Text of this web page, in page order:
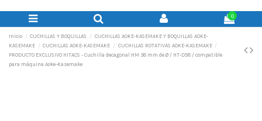
0
Inicio CUCHILLAS Y BOQUILLAS
CUCHILLAS AOKE-KASEMAKE Y BOQUILLAS AOKE-
KASEMAKE
CUCHILLAS AOKE-KASEMAKE
CUCHILLAS ROTATIVAS AOKE-KASEMAKE
PRODUCTO EXCLUSIVO HITACS - Cuchilla decagonal HM 38 mm de Ø / HT-D58 / compatible
para máquina Aoke-Kasemake